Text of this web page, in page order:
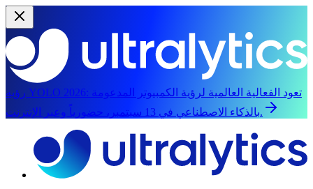
رؤية YOLO 2026: تعود الفعالية العالمية لرؤية الكمبيوتر المدعومة
بالذكاء الاصطناعي في 13 سبتمبر، حضورياً وعبر الإنترنت.